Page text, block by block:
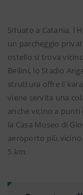
Situato a Catania, l
un parcheggio
ostello si trova
Bellini, lo Stadio
struttura offre il
viene servita una
anche vicino a punti
la Casa Museo di
aeroporto più vicino
5 km.